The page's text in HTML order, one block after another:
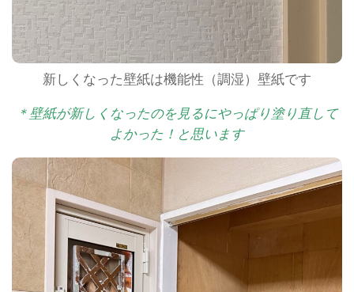
新しくなった壁紙は機能性（調湿）壁紙です
＊壁紙が新しくなったのを見るにやっぱり塗り直して
よかった！と思います